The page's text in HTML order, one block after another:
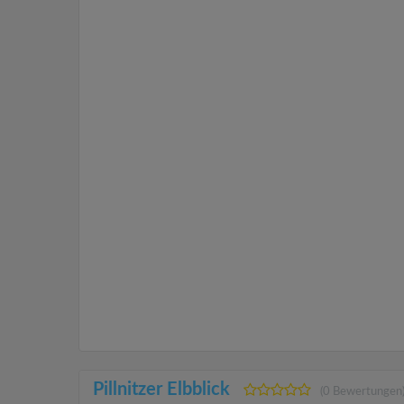
Pillnitzer Elbblick (0 Bewertungen)